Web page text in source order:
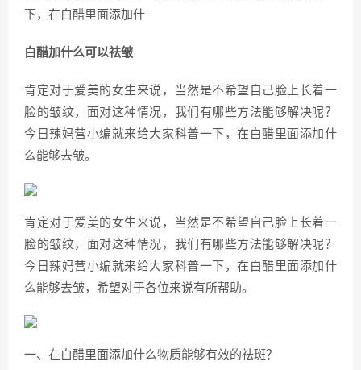
下，在白醋里面添加什
白醋加什么可以祛皱
肯定对于爱美的女生来说，当然是不希望自己脸上长着一
脸的皱纹，面对这种情况，我们有哪些方法能够解决呢？
今日辣妈营小编就来给大家科普一下，在白醋里面添加什
么能够去皱。
肯定对于爱美的女生来说，当然是不希望自己脸上长着一
脸的皱纹，面对这种情况，我们有哪些方法能够解决呢？
今日辣妈营小编就来给大家科普一下，在白醋里面添加什
么能够去皱，希望对于各位来说有所帮助。
一、在白醋里面添加什么物质能够有效的祛斑？